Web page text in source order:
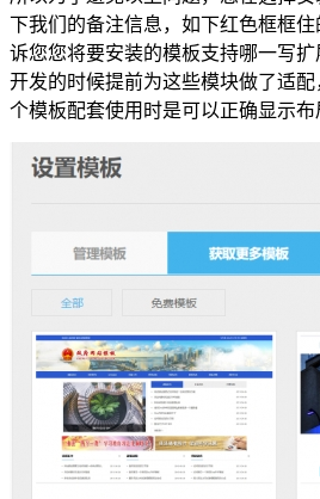
下我们的备注信息，如下红色框框
诉您您将要安装的模板支持哪一写
开发的时候提前为这些模块做了适
个模板配套使用时是可以正确显示布